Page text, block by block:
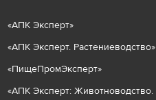
«АПК Эксперт»
«АПК Эксперт. Растениеводство»
«ПищеПромЭксперт»
«АПК Эксперт: Животноводство.